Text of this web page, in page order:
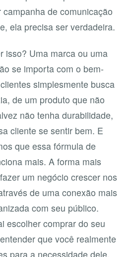
campanha de comunicação
ela precisa ser verdadeira.
isso? Uma marca ou uma
se importa com o bem-
simplesmente busca
de um produto que não
não tenha durabilidade,
cliente se sentir bem. E
que essa fórmula de
mais. A forma mais
um negócio crescer nos
de uma conexão mais
com seu público.
escolher comprar do seu
que você realmente
para a necessidade dele.